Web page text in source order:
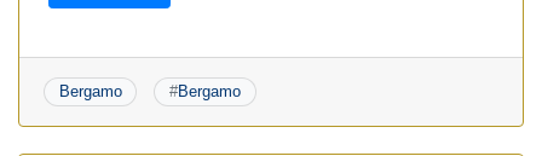
Bergamo #Bergamo